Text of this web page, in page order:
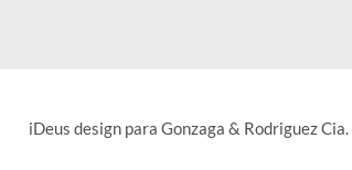
iDeus design para Gonzaga & Rodriguez